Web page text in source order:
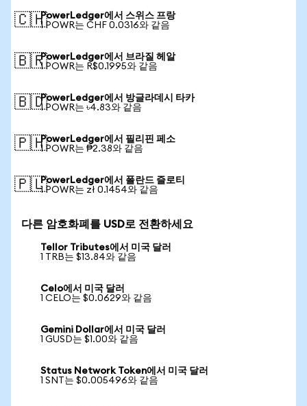
🇨🇭PowerLedger에서 스위스 프랑
1 POWR는 CHF 0.0316와 같음
🇧🇷PowerLedger에서 브라질 헤알
1 POWR는 R$0.1995와 같음
🇧🇩PowerLedger에서 방글라데시 타카
1 POWR는 ৳4.83와 같음
🇵🇭PowerLedger에서 필리핀 페소
1 POWR는 ₱2.38와 같음
🇵🇱PowerLedger에서 폴란드 즐로티
1 POWR는 zł 0.1454와 같음
다른 암호화폐를 USD로 전환하세요
Tellor Tributes에서 미국 달러
1 TRB는 $13.84와 같음
Celo에서 미국 달러
1 CELO는 $0.0629와 같음
Gemini Dollar에서 미국 달러
1 GUSD는 $1.00와 같음
Status Network Token에서 미국 달러
1 SNT는 $0.005496와 같음